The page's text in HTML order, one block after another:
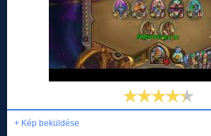
+ Kép beküldése